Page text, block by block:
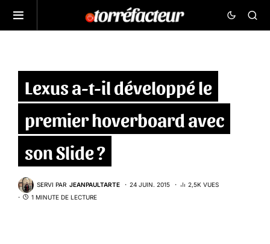
Lexus a-t-il développé le
premier hoverboard avec
son Slide ?
SERVI PAR JEANPAULTARTE 24 JUIN. 2015
2,5K VUES
1 MINUTE DE LECTURE